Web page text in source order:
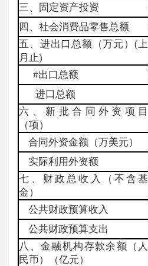
三、固定资产投资
四、社会消费品零售总额
五、进出口总额（万元）(上
月止)
#出口总额
进口总额
六、新批合同外资项目
（项）
合同外资金额（万美元）
实际利用外资额
七、财政总收入（不含基
金）
公共财政预算收入
公共财政预算支出
八、金融机构存款余额（人
民币）（亿元）